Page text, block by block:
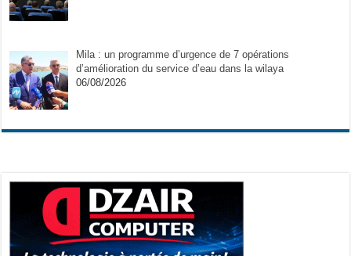
Mila : un programme d’urgence de 7 opérations
d’amélioration du service d’eau dans la wilaya
06/08/2026